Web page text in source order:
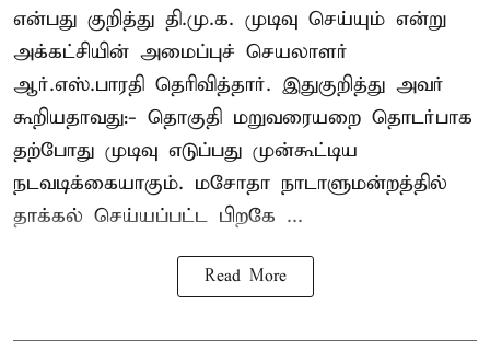
என்பது குறித்து தி.மு.க. முடிவு செய்யும் என்று
அக்கட்சியின் அமைப்புச் செயலாளர்
ஆர்.எஸ்.பாரதி தெரிவித்தார். இதுகுறித்து அவர்
கூறியதாவது:- தொகுதி மறுவரையறை தொடர்பாக
தற்போது முடிவு எடுப்பது முன்கூட்டிய
நடவடிக்கையாகும். மசோதா நாடாளுமன்றத்தில்
தாக்கல் செய்யப்பட்ட பிறகே ...
Read More